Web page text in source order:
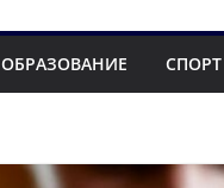
ОБРАЗОВАНИЕ СПОРТ